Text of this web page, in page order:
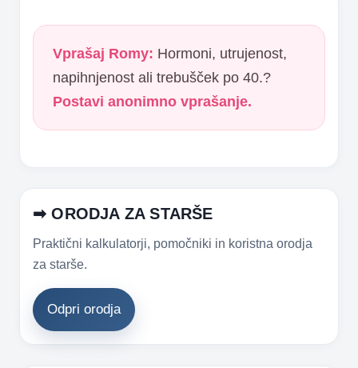
Vprašaj Romy: Hormoni, utrujenost,
napihnjenost ali trebušček po 40.?
Postavi anonimno vprašanje.
➡ ORODJA ZA STARŠE
Praktični kalkulatorji, pomočniki in koristna orodja
za starše.
Odpri orodja